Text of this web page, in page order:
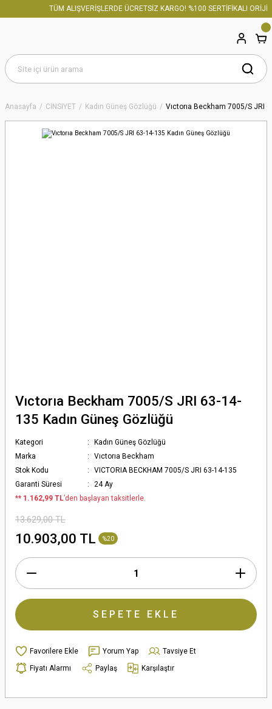
TÜM ALIŞVERİŞLERDE ÜCRETSİZ KARGO! %100 SERTİFİKALI
Anasayfa CİNSİYET Kadın Güneş Gözlüğü Vıctorıa Beckham 7005/S JRI
Vıctorıa Beckham 7005/S JRI 63-14-
135 Kadın Güneş Gözlüğü
Kategori
Kadın Güneş Gözlüğü
Marka
Vıctorıa Beckham
Stok Kodu
VICTORIA BECKHAM 7005/S JRI 63-14-135
Garanti Süresi
24 Ay
** 1.162,99 TL’den başlayan taksitlerle.
13.629,00 TL
10.903,00 TL %20
SEPETE EKLE
Yorum Yap
Tavsiye Et
Fiyatı Alarmı
Paylaş Karşılaştır